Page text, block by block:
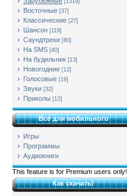
[1319]
Восточные [37]
Классические [27]
Шансон [119]
Саундтреки [80]
На SMS [40]
На будильник [13]
Новогодние [12]
Голосовые [19]
Звуки [32]
Приколы [12]
Всё для мобильного
Игры
Программы
Аудиокниги
This feature is for Premium users only!
Как скачать!